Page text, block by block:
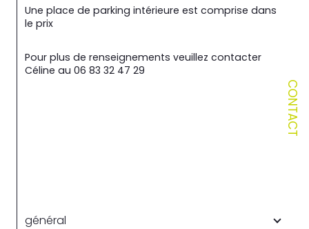
CONTACT
Une place de parking intérieure est comprise dans
le prix
Pour plus de renseignements veuillez contacter
Céline au 06 83 32 47 29
général